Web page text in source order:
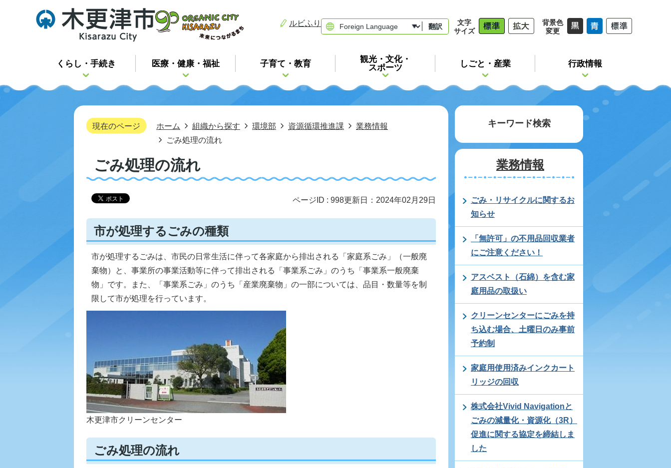
ルビふり 翻訳
文字
サイズ
背景色
変更
くらし・手続き 医療・健康・福祉 子育て・教育
観光・文化・
スポーツ
しごと・産業 行政情報
現在のページ ホーム 組織から探す 環境部 資源循環推進課
業務情報
ごみ処理の流れ
ごみ処理の流れ
ページID : 998更新日：2024年02月29日
市が処理するごみの種類
市が処理するごみは、市民の日常生活に伴って各家庭から排出される「家庭系ごみ」（一般廃
棄物）と、事業所の事業活動等に伴って排出される「事業系ごみ」のうち「事業系一般廃棄
物」です。また、「事業系ごみ」のうち「産業廃棄物」の一部については、品目・数量等を制
限して市が処理を行っています。
木更津市クリーンセンター
ごみ処理の流れ
キーワード検索
業務情報
ごみ・リサイクルに関するお
知らせ
「無許可」の不用品回収業者
にご注意ください！
アスベスト（石綿）を含む家
庭用品の取扱い
クリーンセンターにごみを持
ち込む場合、土曜日のみ事前
予約制
家庭用使用済みインクカート
リッジの回収
株式会社Vivid Navigationと
ごみの減量化・資源化（3R）
促進に関する協定を締結しま
した